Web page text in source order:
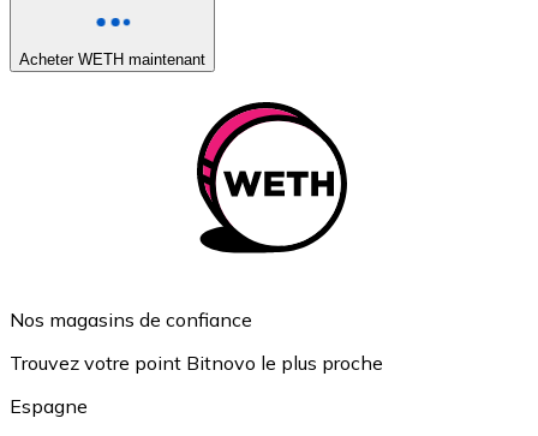
Acheter WETH maintenant
Nos magasins de confiance
Trouvez votre point Bitnovo le plus proche
Espagne